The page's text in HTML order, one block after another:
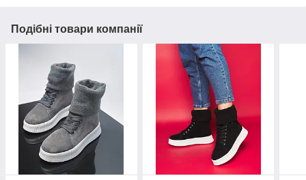
Подібні товари компанії